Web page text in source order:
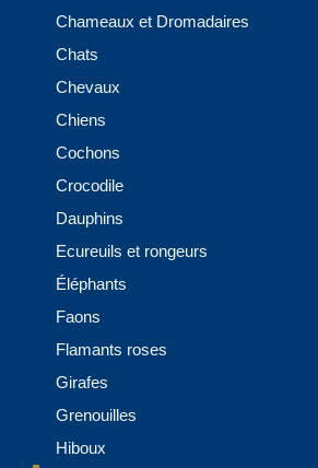
Chameaux et Dromadaires
Chats
Chevaux
Chiens
Cochons
Crocodile
Dauphins
Ecureuils et rongeurs
Éléphants
Faons
Flamants roses
Girafes
Grenouilles
Hiboux